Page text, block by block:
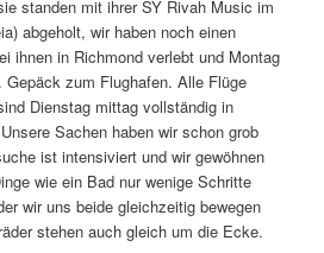
standen mit ihrer SY Rivah Music im
abgeholt, wir haben noch einen
ihnen in Richmond verlebt und Montag
zum Flughafen. Alle Flüge
Dienstag mittag vollständig in
Sachen haben wir schon grob
ist intensiviert und wir gewöhnen
wie ein Bad nur wenige Schritte
wir uns beide gleichzeitig bewegen
stehen auch gleich um die Ecke.